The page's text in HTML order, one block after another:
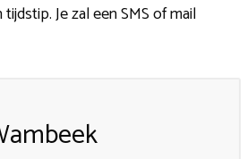
Je zal een SMS of mail